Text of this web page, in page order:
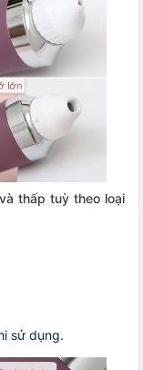
thấp tuỳ theo loại
sử dụng.